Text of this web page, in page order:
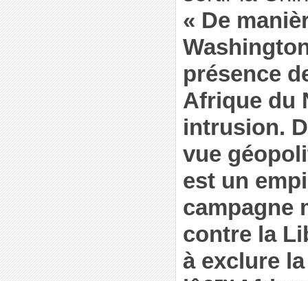
« De
présence
Afrique du
intrusion.
vue
est un
campagne
contre la
à exclure